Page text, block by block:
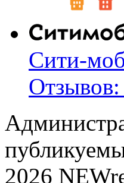
Сити-
Отзывов:
2026